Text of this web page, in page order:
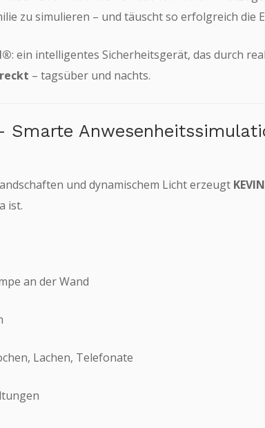
zu simulieren – und täuscht so erfolgreich die
: ein intelligentes Sicherheitsgerät, das durch
– tagsüber und nachts.
und dynamischem Licht erzeugt
ist.
an der Wand
Lachen, Telefonate